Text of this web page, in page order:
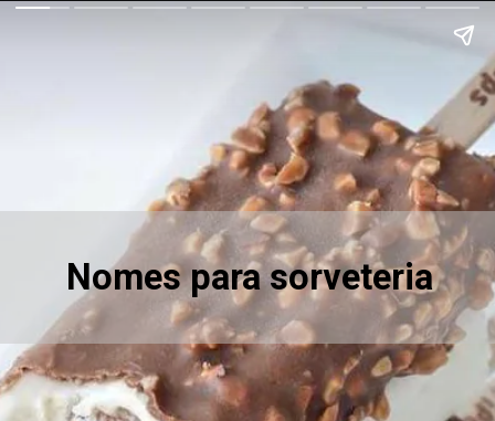
Nomes para sorveteria